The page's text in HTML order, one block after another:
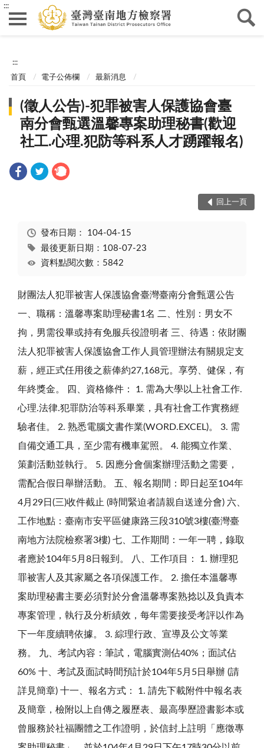
:::
:::
首頁 電子公佈欄 最新消息
(徵人公告)-犯罪被害人保護協會臺
南分會甄選溫馨專案助理秘書(歡迎
社工.心理.犯防等科系人才踴躍報名)
回上一頁
發布日期： 104-04-15
最後更新日期：108-07-23
資料點閱次數：5842
財團法人犯罪被害人保護協會臺灣臺南分會甄選公告
一、職稱：溫馨專案助理秘書1名 二、性別：男女不
拘，男需役畢或持有免服兵役證明者 三、待遇：依財團
法人犯罪被害人保護協會工作人員管理辦法有關規定支
薪，經正式任用後之薪俸約27,168元。享勞、健保，有
年終獎金。 四、資格條件： 1. 需為大學以上社會工作.
心理.法律.犯罪防治等科系畢業，具有社會工作實務經
驗者佳。 2. 熟悉電腦文書作業(WORD.EXCEL)。 3. 需
自備交通工具，至少需有機車駕照。 4. 能獨立作業、
策劃活動並執行。 5. 因應分會個案辦理活動之需要，
需配合假日舉辦活動。 五、報名期間：即日起至104年
4月29日(三)收件截止 (時間緊迫者請親自送達分會) 六、
工作地點：臺南市安平區健康路三段310號3樓(臺灣臺
南地方法院檢察署3樓) 七、工作期間：一年一聘，錄取
者應於104年5月8日報到。 八、工作項目： 1. 辦理犯
罪被害人及其家屬之各項保護工作。 2. 擔任本溫馨專
案助理秘書主要必須對於分會溫馨專案熟捻以及負責本
專案管理，執行及分析績效，每年需要接受考評以作為
下一年度續聘依據。 3. 綜理行政、宣導及公文等業
務。 九、考試內容：筆試，電腦實測佔40%；面試佔
60% 十、考試及面試時間預計於104年5月5日舉辦 (請
詳見簡章) 十一、報名方式： 1. 請先下載附件中報名表
及簡章，檢附以上自傳之履歷表、最高學歷證書影本或
曾服務於社福團體之工作證明，於信封上註明「應徵專